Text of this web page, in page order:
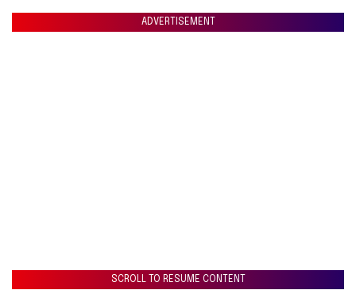
ADVERTISEMENT
SCROLL TO RESUME CONTENT